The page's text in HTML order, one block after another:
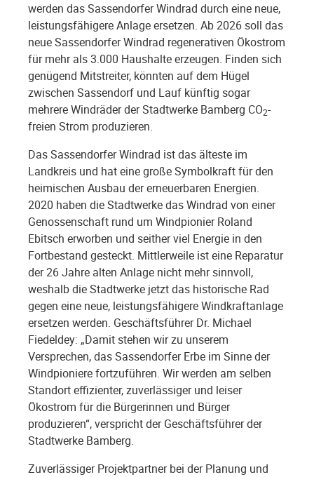
werden das Sassendorfer Windrad durch eine neue,
leistungsfähigere Anlage ersetzen. Ab 2026 soll das
neue Sassendorfer Windrad regenerativen Ökostrom
für mehr als 3.000 Haushalte erzeugen. Finden sich
genügend Mitstreiter, könnten auf dem Hügel
zwischen Sassendorf und Lauf künftig sogar
mehrere Windräder der Stadtwerke Bamberg CO2-
freien Strom produzieren.
Das Sassendorfer Windrad ist das älteste im
Landkreis und hat eine große Symbolkraft für den
heimischen Ausbau der erneuerbaren Energien.
2020 haben die Stadtwerke das Windrad von einer
Genossenschaft rund um Windpionier Roland
Ebitsch erworben und seither viel Energie in den
Fortbestand gesteckt. Mittlerweile ist eine Reparatur
der 26 Jahre alten Anlage nicht mehr sinnvoll,
weshalb die Stadtwerke jetzt das historische Rad
gegen eine neue, leistungsfähigere Windkraftanlage
ersetzen werden. Geschäftsführer Dr. Michael
Fiedeldey: „Damit stehen wir zu unserem
Versprechen, das Sassendorfer Erbe im Sinne der
Windpioniere fortzuführen. Wir werden am selben
Standort effizienter, zuverlässiger und leiser
Ökostrom für die Bürgerinnen und Bürger
produzieren“, verspricht der Geschäftsführer der
Stadtwerke Bamberg.
Zuverlässiger Projektpartner bei der Planung und